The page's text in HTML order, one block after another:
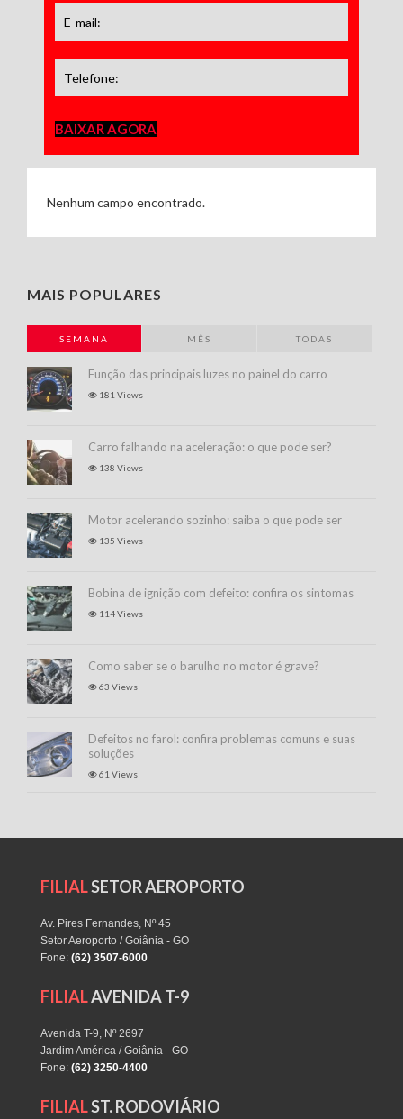
BAIXAR AGORA
Nenhum campo encontrado.
MAIS POPULARES
SEMANA MÊS TODAS
Função das principais luzes no painel do carro
181 Views
Carro falhando na aceleração: o que pode ser?
138 Views
Motor acelerando sozinho: saiba o que pode ser
135 Views
Bobina de ignição com defeito: confira os sintomas
114 Views
Como saber se o barulho no motor é grave?
63 Views
Defeitos no farol: confira problemas comuns e suas
soluções
61 Views
FILIALSETOR AEROPORTO
Av. Pires Fernandes, Nº 45
Setor Aeroporto / Goiânia - GO
Fone: (62) 3507-6000
FILIALAVENIDA T-9
Avenida T-9, Nº 2697
Jardim América / Goiânia - GO
Fone: (62) 3250-4400
FILIALST. RODOVIÁRIO